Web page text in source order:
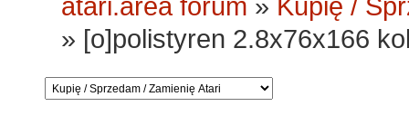
atari.area forum » Kupię /
» [o]polistyren 2.8x76x166